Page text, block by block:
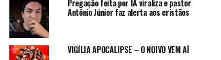
Pregação feita por IA viraliza e pastor
Antônio Júnior faz alerta aos cristãos
VIGÍLIA APOCALIPSE – O NOIVO VEM AÍ